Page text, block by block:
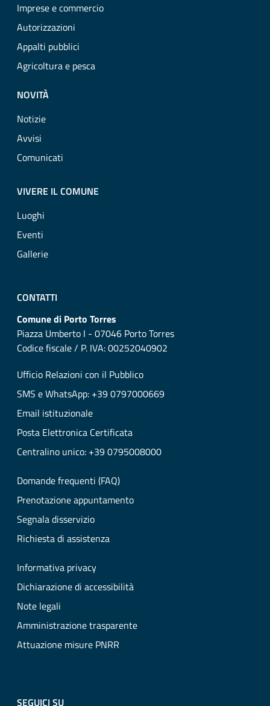
Imprese e commercio
Autorizzazioni
Appalti pubblici
Agricoltura e pesca
NOVITÀ
Notizie
Avvisi
Comunicati
VIVERE IL COMUNE
Luoghi
Eventi
Gallerie
CONTATTI
Comune di Porto Torres
Piazza Umberto I - 07046 Porto Torres
Codice fiscale / P. IVA: 00252040902
Ufficio Relazioni con il Pubblico
SMS e WhatsApp: +39 0797000669
Email istituzionale
Posta Elettronica Certificata
Centralino unico: +39 0795008000
Domande frequenti (FAQ)
Prenotazione appuntamento
Segnala disservizio
Richiesta di assistenza
Informativa privacy
Dichiarazione di accessibilità
Note legali
Amministrazione trasparente
Attuazione misure PNRR
SEGUICI SU